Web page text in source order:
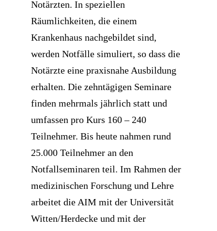
Notärzten. In speziellen
Räumlichkeiten, die einem
Krankenhaus nachgebildet sind,
werden Notfälle simuliert, so dass die
Notärzte eine praxisnahe Ausbildung
erhalten. Die zehntägigen Seminare
finden mehrmals jährlich statt und
umfassen pro Kurs 160 – 240
Teilnehmer. Bis heute nahmen rund
25.000 Teilnehmer an den
Notfallseminaren teil. Im Rahmen der
medizinischen Forschung und Lehre
arbeitet die AIM mit der Universität
Witten/Herdecke und mit der